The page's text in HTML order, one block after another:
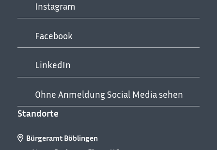
Instagram
Facebook
LinkedIn
Ohne Anmeldung Social Media sehen
Standorte
Bürgeramt Böblingen